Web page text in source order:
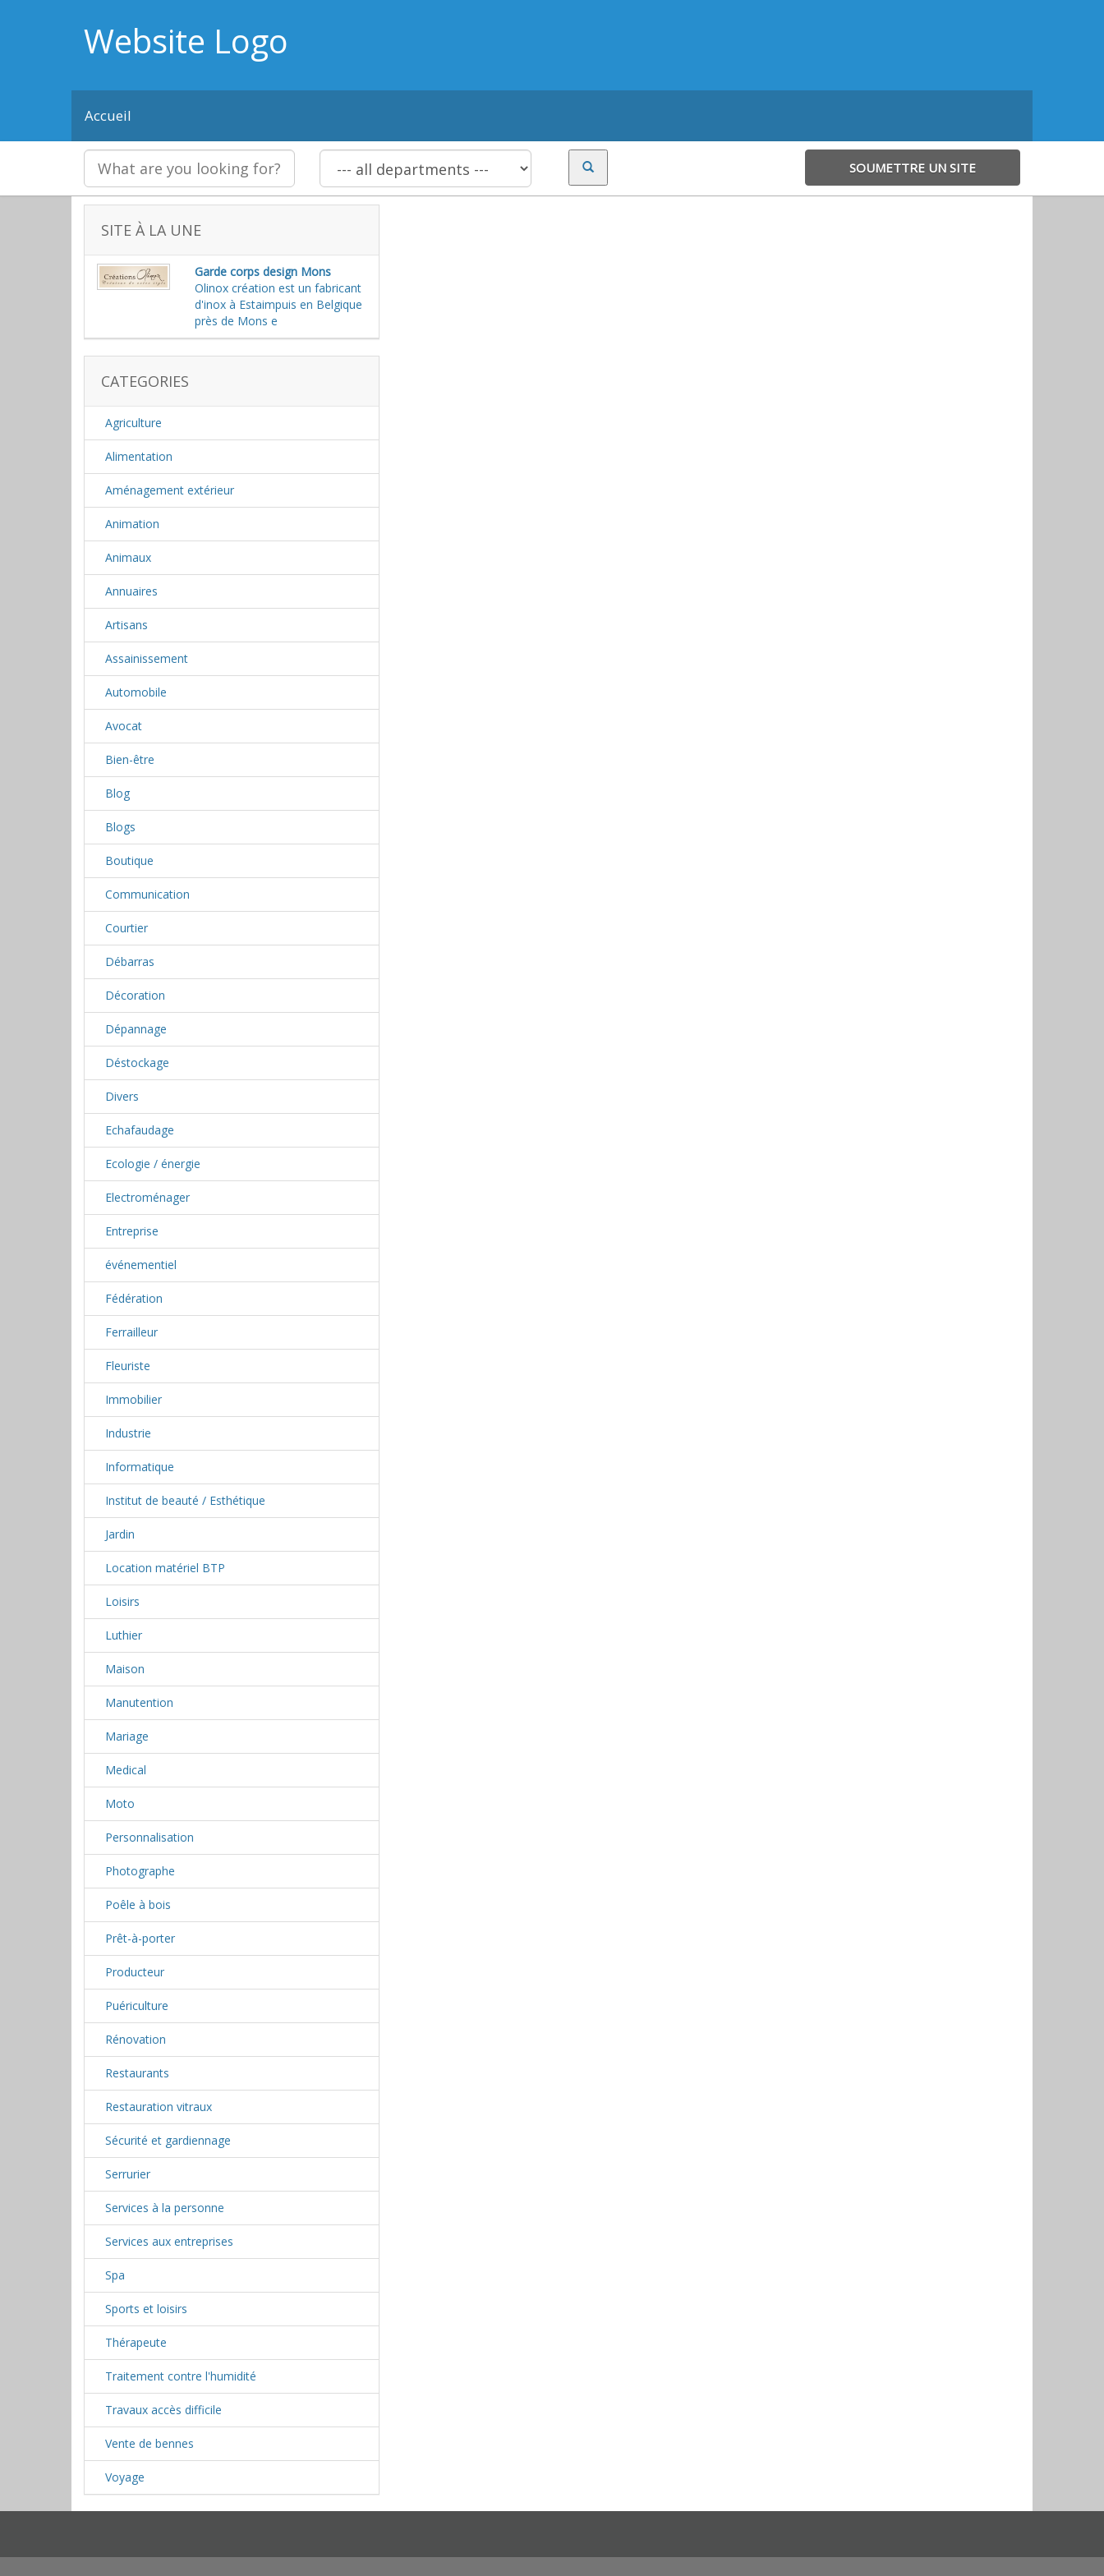
Website Logo
Accueil
SOUMETTRE UN SITE
SITE À LA UNE
Garde corps design Mons
Olinox création est un fabricant
d'inox à Estaimpuis en Belgique
près de Mons e
CATEGORIES
Agriculture
Alimentation
Aménagement extérieur
Animation
Animaux
Annuaires
Artisans
Assainissement
Automobile
Avocat
Bien-être
Blog
Blogs
Boutique
Communication
Courtier
Débarras
Décoration
Dépannage
Déstockage
Divers
Echafaudage
Ecologie / énergie
Electroménager
Entreprise
événementiel
Fédération
Ferrailleur
Fleuriste
Immobilier
Industrie
Informatique
Institut de beauté / Esthétique
Jardin
Location matériel BTP
Loisirs
Luthier
Maison
Manutention
Mariage
Medical
Moto
Personnalisation
Photographe
Poêle à bois
Prêt-à-porter
Producteur
Puériculture
Rénovation
Restaurants
Restauration vitraux
Sécurité et gardiennage
Serrurier
Services à la personne
Services aux entreprises
Spa
Sports et loisirs
Thérapeute
Traitement contre l'humidité
Travaux accès difficile
Vente de bennes
Voyage